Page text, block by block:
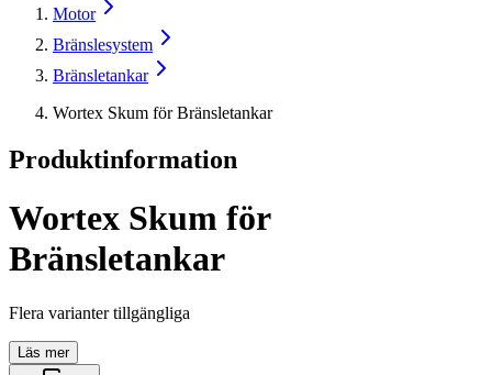
Motor
Bränslesystem
Bränsletankar
Wortex Skum för Bränsletankar
Produktinformation
Wortex Skum för
Bränsletankar
Flera varianter tillgängliga
Läs mer